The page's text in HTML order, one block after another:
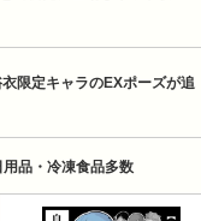
限定キャラのEXポーズが追
品・冷凍食品多数